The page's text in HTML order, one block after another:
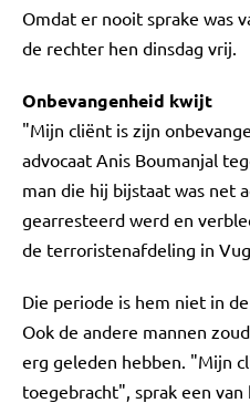
Omdat er nooit sprake was
de rechter hen dinsdag vrij.
Onbevangenheid kwijt
"Mijn cliënt is zijn
advocaat Anis Boumanjal
man die hij bijstaat was net
gearresteerd werd en
de terroristenafdeling in
Die periode is hem niet in
Ook de andere mannen
erg geleden hebben. "Mijn
toegebracht", sprak een van